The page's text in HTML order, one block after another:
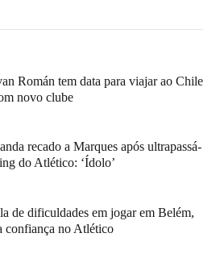
Román tem data para viajar ao Chile
novo clube
recado a Marques após ultrapassá-
do Atlético: ‘Ídolo’
de dificuldades em jogar em Belém,
confiança no Atlético